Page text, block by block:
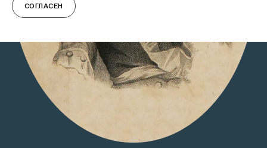
СОГЛАСЕН